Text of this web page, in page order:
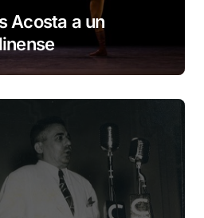
Acosta a un